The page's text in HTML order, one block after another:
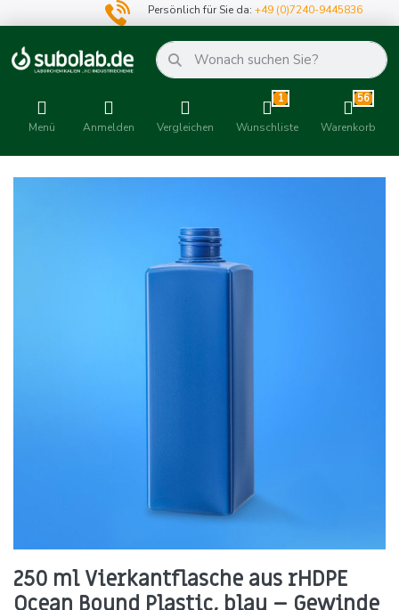
Persönlich für Sie da:+49 (0)7240-9445836
Menü Anmelden Vergleichen
1
Wunschliste
56
Warenkorb
250 ml Vierkantflasche aus rHDPE
Ocean Bound Plastic, blau – Gewinde